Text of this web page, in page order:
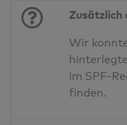
Zusätzlich
Wir
im SPF-
finden.